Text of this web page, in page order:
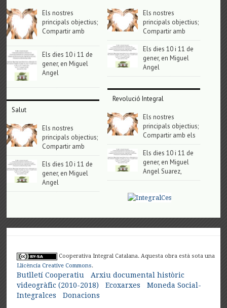
Els nostres
principals objectius;
Compartir amb
Els dies 10 i 11 de
gener, en Miguel
Angel
Salut
Els nostres
principals objectius;
Compartir amb
Els dies 10 i 11 de
gener, en Miguel
Angel
Els nostres
principals objectius;
Compartir amb
Els dies 10 i 11 de
gener, en Miguel
Angel
Revolució Integral
Els nostres
principals objectius;
Compartir amb els
Els dies 10 i 11 de
gener, en Miguel
Angel Suarez,
Cooperativa Integral Catalana. Aquesta obra està sota una
Llicència Creative Commons.
Butlletí Cooperatiu
Arxiu documental històric
videogràfic (2010-2018)
Ecoxarxes
Moneda Social-
Integralces
Donacions